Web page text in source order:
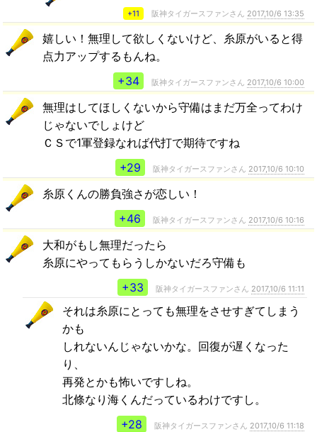
+11 阪神タイガースファンさん 2017,10/6 13:35
嬉しい！無理して欲しくないけど、糸原がいると得
点力アップするもんね。
+34
阪神タイガースファンさん 2017,10/6 10:00
無理はしてほしくないから守備はまだ万全ってわけ
じゃないでしょけど
ＣＳで1軍登録なれば代打で期待ですね
+29
阪神タイガースファンさん 2017,10/6 10:10
糸原くんの勝負強さが恋しい！
+46
阪神タイガースファンさん 2017,10/6 10:16
大和がもし無理だったら
糸原にやってもらうしかないだろ守備も
+33
阪神タイガースファンさん 2017,10/6 11:11
それは糸原にとっても無理をさせすぎてしまう
かも
しれないんじゃないかな。回復が遅くなった
り、
再発とかも怖いですしね。
北條なり海くんだっているわけですし。
+28
阪神タイガースファンさん 2017,10/6 11:18